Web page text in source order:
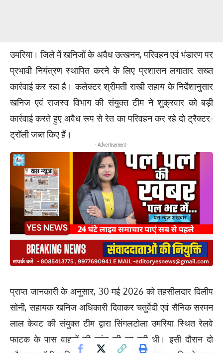
उमरिया। जिले में खनिजों के अवैध उत्खनन, परिवहन एवं भंडारण पर
प्रभावी नियंत्रण स्थापित करने के लिए प्रशासन लगातार सख्त
कार्रवाई कर रहा है। कलेक्टर श्रीमती राखी सहाय के निर्देशानुसार
खनिज एवं राजस्व विभाग की संयुक्त टीम ने शुक्रवार को बड़ी
कार्रवाई करते हुए अवैध रूप से रेत का परिवहन कर रहे दो ट्रैक्टर-
ट्रॉली जब्त किए हैं।
- Advertisement -
प्राप्त जानकारी के अनुसार, 30 मई 2026 को तहसीलदार दिलीप
सोनी, सहायक खनिज अधिकारी दिवाकर चतुर्वेदी एवं सैनिक सरमन
लाल केवट की संयुक्त टीम द्वारा सिंगलटोला उमरिया स्थित रेलवे
फाटक के पास वाहनों की जांच की जा रही थी। इसी दौरान दो